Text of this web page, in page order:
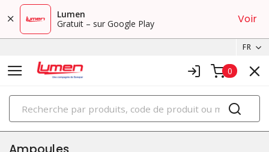
Lumen
Gratuit – sur Google Play
Voir
FR
0
PRODUITS
éclairage